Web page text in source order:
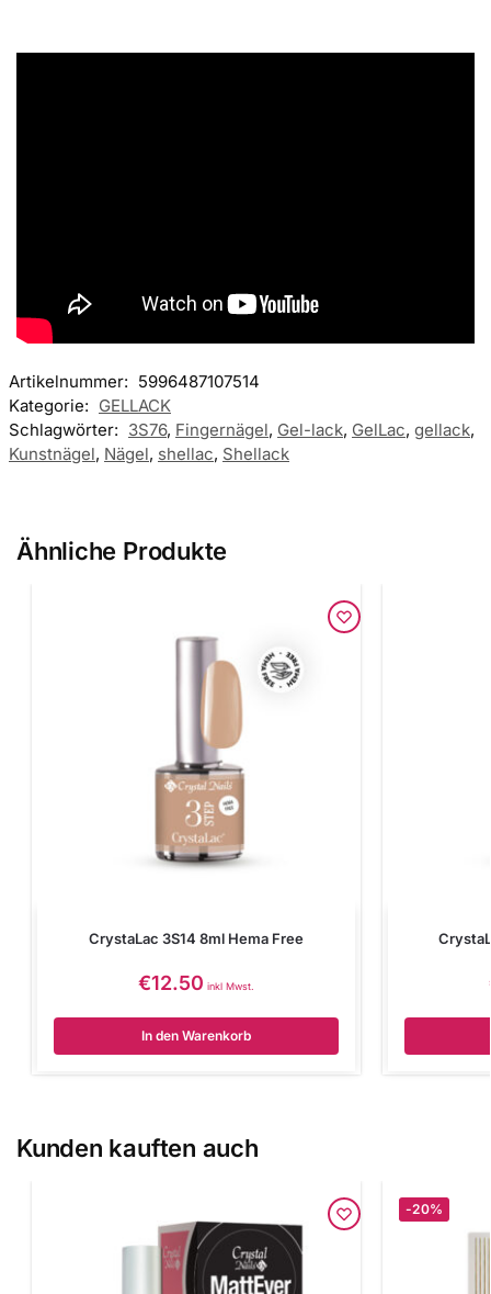
Artikelnummer: 5996487107514
Kategorie: GELLACK
Schlagwörter: 3S76, Fingernägel, Gel-lack, GelLac, gellack,
Kunstnägel, Nägel, shellac, Shellack
Ähnliche Produkte
CrystaLac 3S14 8ml Hema Free
€12.50 inkl Mwst.
In den Warenkorb
Kunden kauften auch
-20%